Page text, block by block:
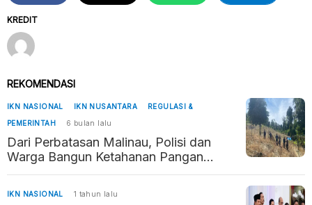
KREDIT
REKOMENDASI
IKN NASIONAL IKN NUSANTARA
REGULASI &
PEMERINTAH
6 bulan lalu
Dari Perbatasan Malinau, Polisi dan
Warga Bangun Ketahanan Pangan
Penyangga Kaltara–Kaltim
IKN NASIONAL 1 tahun lalu